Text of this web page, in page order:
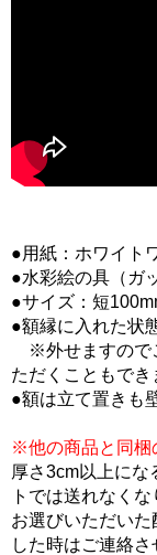
●用紙：ホワイト
●水彩絵の具（ガ
●サイズ：短
●額縁に入れた状
※外せますので
ただくこともでき
●額は立て置きも
※他の商品と同梱
厚さ3cm以上にな
トでは送れなくな
お選びいただい
した時はご連絡さ